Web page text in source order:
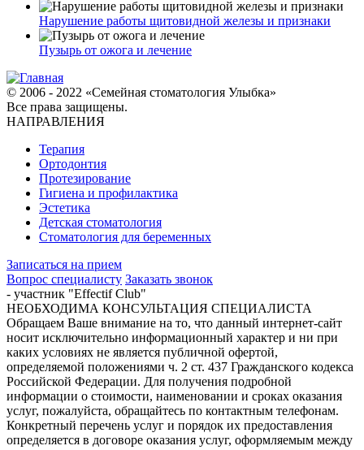
Нарушение работы щитовидной железы и признаки
Пузырь от ожога и лечение
© 2006 - 2022 «Семейная стоматология Улыбка»
Все права защищены.
НАПРАВЛЕНИЯ
Терапия
Ортодонтия
Протезирование
Гигиена и профилактика
Эстетика
Детская стоматология
Стоматология для беременных
Записаться на прием
Вопрос специалисту Заказать звонок
- участник "Effectif Club"
НЕОБХОДИМА КОНСУЛЬТАЦИЯ СПЕЦИАЛИСТА
Обращаем Ваше внимание на то, что данный интернет-сайт
носит исключительно информационный характер и ни при
каких условиях не является публичной офертой,
определяемой положениями ч. 2 ст. 437 Гражданского кодекса
Российской Федерации. Для получения подробной
информации о стоимости, наименовании и сроках оказания
услуг, пожалуйста, обращайтесь по контактным телефонам.
Конкретный перечень услуг и порядок их предоставления
определяется в договоре оказания услуг, оформляемым между